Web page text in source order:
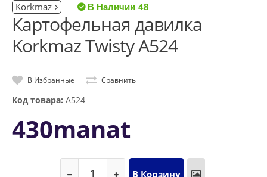
Korkmaz 48
Картофельная давилка
Korkmaz Twisty A524
В Избранные Сравнить
Код товара: A524
430manat